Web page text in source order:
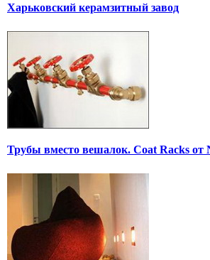
Харьковский керамзитный завод
Трубы вместо вешалок. Coat Racks от